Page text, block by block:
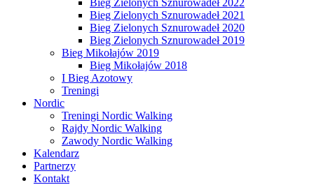
Bieg Zielonych Sznurowadeł 2022
Bieg Zielonych Sznurowadeł 2021
Bieg Zielonych Sznurowadeł 2020
Bieg Zielonych Sznurowadeł 2019
Bieg Mikołajów 2019
Bieg Mikołajów 2018
I Bieg Azotowy
Treningi
Nordic
Treningi Nordic Walking
Rajdy Nordic Walking
Zawody Nordic Walking
Kalendarz
Partnerzy
Kontakt